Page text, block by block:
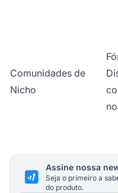
Comunidades de
Nicho
Assine nossa
Seja o primeiro a
do produto.